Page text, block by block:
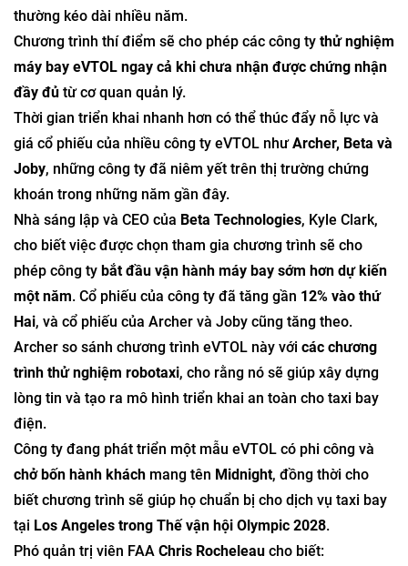
thường kéo dài nhiều năm.
Chương trình thí điểm sẽ cho phép các công ty thử nghiệm
máy bay eVTOL ngay cả khi chưa nhận được chứng nhận
đầy đủ từ cơ quan quản lý.
Thời gian triển khai nhanh hơn có thể thúc đẩy nỗ lực và
giá cổ phiếu của nhiều công ty eVTOL nhưArcher, Beta và
Joby, những công ty đã niêm yết trên thị trường chứng
khoán trong những năm gần đây.
Nhà sáng lập và CEO của Beta Technologies, Kyle Clark,
cho biết việc được chọn tham gia chương trình sẽ cho
phép công ty bắt đầu vận hành máy bay sớm hơn dự kiến
một năm. Cổ phiếu của công ty đã tăng gần 12% vào thứ
Hai, và cổ phiếu của Archer và Joby cũng tăng theo.
Archer so sánh chương trình eVTOL này với các chương
trình thử nghiệm robotaxi, cho rằng nó sẽ giúp xây dựng
lòng tin và tạo ra mô hình triển khai an toàn cho taxi bay
điện.
Công ty đang phát triển một mẫu eVTOL có phi công và
chở bốn hành khách mang tên Midnight, đồng thời cho
biết chương trình sẽ giúp họ chuẩn bị cho dịch vụ taxi bay
tại Los Angeles trong Thế vận hội Olympic 2028.
Phó quản trị viên FAA Chris Rocheleau cho biết: